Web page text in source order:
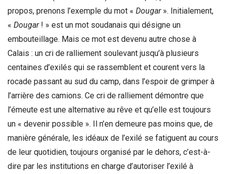
propos, prenons l’exemple du mot « Dougar ». Initialement,
« Dougar! » est un mot soudanais qui désigne un
embouteillage. Mais ce mot est devenu autre chose à
Calais : un cri de ralliement soulevant jusqu’à plusieurs
centaines d’exilés qui se rassemblent et courent vers la
rocade passant au sud du camp, dans l’espoir de grimper à
l’arrière des camions. Ce cri de ralliement démontre que
l’émeute est une alternative au rêve et qu’elle est toujours
un « devenir possible ». Il n’en demeure pas moins que, de
manière générale, les idéaux de l’exilé se fatiguent au cours
de leur quotidien, toujours organisé par le dehors, c’est-à-
dire par les institutions en charge d’autoriser l’exilé à